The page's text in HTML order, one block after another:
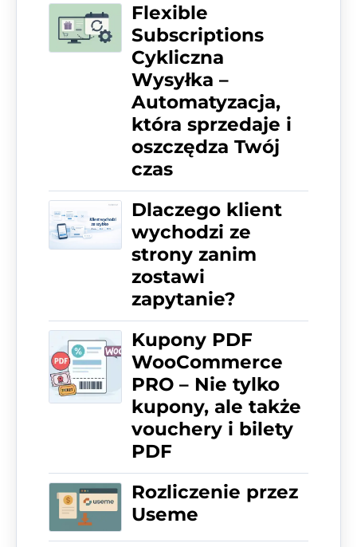
Flexible
Subscriptions
Cykliczna
Wysyłka –
Automatyzacja,
która sprzedaje i
oszczędza Twój
czas
Dlaczego klient
wychodzi ze
strony zanim
zostawi
zapytanie?
Kupony PDF
WooCommerce
PRO – Nie tylko
kupony, ale także
vouchery i bilety
PDF
Rozliczenie przez
Useme